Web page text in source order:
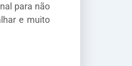
para não
e muito